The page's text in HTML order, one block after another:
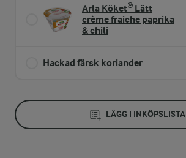
Arla Köket® Lätt
crème fraiche paprika
& chili
Hackad färsk koriander
LÄGG I INKÖPSLISTA